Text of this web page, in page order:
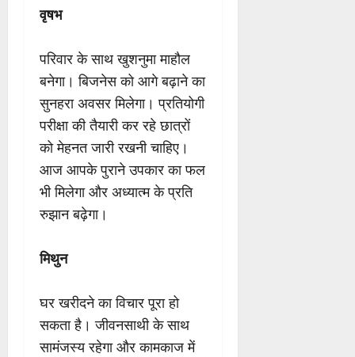
वृषभ
परिवार के साथ खुशनुमा माहौल
बनेगा। बिजनेस को आगे बढ़ाने का
सुनहरा अवसर मिलेगा। प्रतियोगी
परीक्षा की तैयारी कर रहे छात्रों
को मेहनत जारी रखनी चाहिए।
आज आपके पुराने उपकार का फल
भी मिलेगा और अध्यात्म के प्रति
रुझान बढ़ेगा।
मिथुन
घर खरीदने का विचार पूरा हो
सकता है। जीवनसाथी के साथ
सामंजस्य रहेगा और कामकाज में